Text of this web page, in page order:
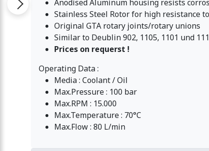
Anodised Aluminum housing resists
Stainless Steel Rotor for high resistance
Original GTA rotary joints/rotary unions
Similar to Deublin 902, 1105, 1101 und
Prices on requerst !
Operating Data :
Media : Coolant / Oil
Max.Pressure : 100 bar
Max.RPM : 15.000
Max.Temperature : 70°C
Max.Flow : 80 L/min